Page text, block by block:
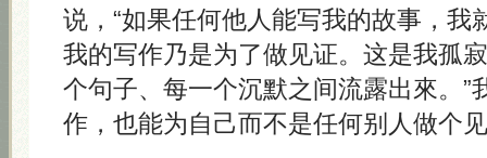
说，“如果任何他人能写我的故事，我
我的写作乃是为了做见证。这是我孤
个句子、每一个沉默之间流露出來。”
作，也能为自己而不是任何别人做个